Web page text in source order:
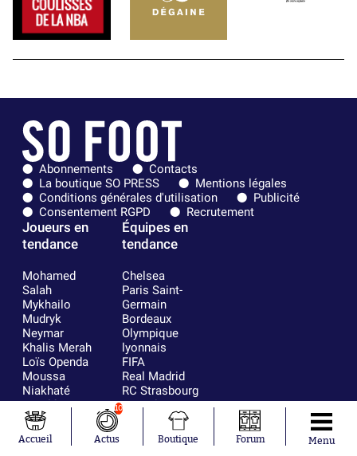
Abonnements
Contacts
La boutique SO PRESS
Mentions légales
Conditions générales d'utilisation
Publicité
Consentement RGPD
Recrutement
Joueurs en
tendance
Mohamed
Salah
Mykhailo
Mudryk
Neymar
Khalis Merah
Loïs Openda
Moussa
Niakhaté
Nicolás
Tagliafico
Pavel Šulc
Josh Maja
Équipes en
tendance
Chelsea
Paris Saint-
Germain
Bordeaux
Olympique
lyonnais
FIFA
Real Madrid
RC Strasbourg
AC Milan
RC Lens
Accueil
10
Actus Boutique Forum Menu